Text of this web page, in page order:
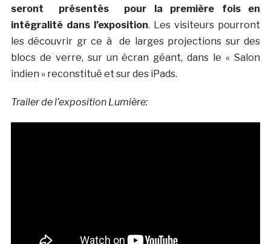
seront présentés pour la première fois en
intégralité dans l’exposition. Les visiteurs pourront
les découvrir gr ce à de larges projections sur des
blocs de verre, sur un écran géant, dans le « Salon
indien » reconstitué et sur des iPads.
Trailer de l’exposition Lumière: